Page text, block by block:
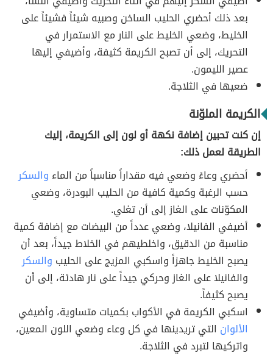
بعد ذلك أحضري الحليب الساخن وصبيه شيئاً فشيئاً على
الخليط، وضعي الخليط على النار مع الاستمرار في
التحريك، إلى أن تصبح الكريمة كثيفة، وأضيفي إليها
عصير الليمون.
ضعيها في الثلاجة.
الكريمة الملوّنة
إن كنت تحبين إضافة نكهة أو لون إلى الكريمة، إليك
الطريقة لعمل ذلك:
أحضري وعاءً وضعي فيه مقداراً مناسباً من الماء والسكر
حسب الرغبة وكمية كافية من الحليب البودرة، وضعي
المكوّنات على الغاز إلى أن تغلي.
أضيفي الفانيلا، وضعي عدداً من البيضات مع إضافة كمية
مناسبة من الدقيق، واخلطيهم في الخلاط جيداً، بعد أن
يصبح الخليط جاهزاً واسكبي المزيج على الحليب والسكر
والفانيلا على الغاز وحركي جيداً على نار هادئة، إلى أن
يصبح كثيفاً.
اسكبي الكريمة في الأكواب بكميات متساوية، وأضيفي
الألوان التي تريدينها في كل وعاء وضعي اللون المعين،
واتركيها لتبرد في الثلاجة.